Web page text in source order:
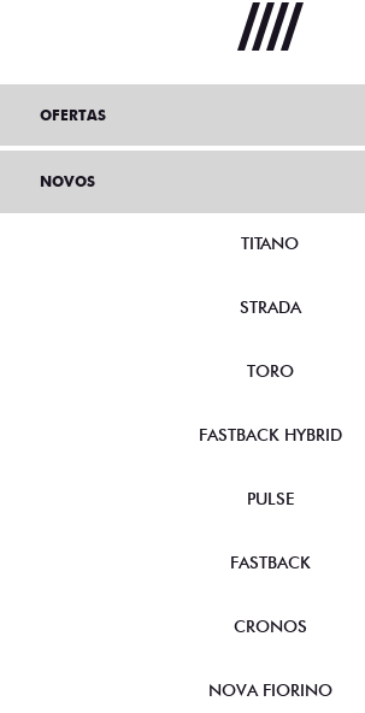
OFERTAS
NOVOS
TITANO
STRADA
TORO
FASTBACK HYBRID
PULSE
FASTBACK
CRONOS
NOVA FIORINO